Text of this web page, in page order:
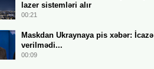
lazer sistemləri alır
00:21
Maskdan Ukraynaya pis xəbər: İcazə
verilmədi...
00:09